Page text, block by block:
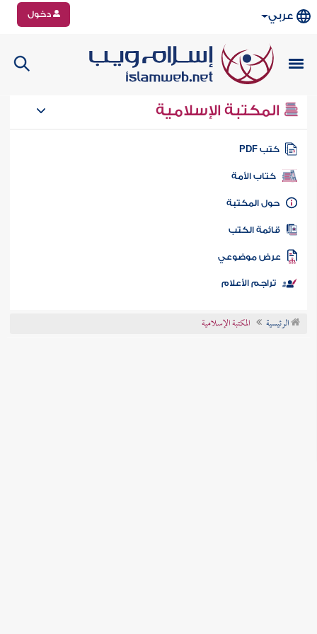
عربي دخول
المكتبة الإسلامية
كتب PDF
كتاب الأمة
المكتبة
الكتب
موضوعي
تراجم الأعلام
الرئيسية المكتبة الإسلامية